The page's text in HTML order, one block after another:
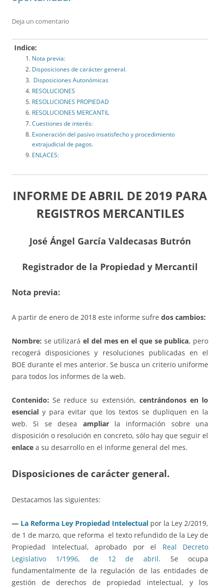
Deja un comentario
Indice:
Nota previa:
Disposiciones de carácter general.
Disposiciones Autonómicas
RESOLUCIONES
RESOLUCIONES PROPIEDAD
RESOLUCIONES MERCANTIL
Cuestiones de interés:
Exoneración del pasivo insatisfecho y procedimiento
extrajudicial de pagos.
ENLACES:
INFORME DE ABRIL DE 2019 PARA
REGISTROS MERCANTILES
José Ángel García Valdecasas Butrón
Registrador de la Propiedad y Mercantil
Nota previa:
A partir de enero de 2018 este informe sufre dos cambios:
Nombre: se utilizaráel del mes en el que se publica, pero
recogerá disposiciones y resoluciones publicadas en el
BOE durante el mes anterior. Se busca un criterio uniforme
para todos los informes de la web.
Contenido: Se reduce su extensión, centrándonos en lo
esencial y para evitar que los textos se dupliquen en la
web. Si se desea ampliarla información sobre una
disposición o resolución en concreto, sólo hay que seguir el
enlace a su desarrollo en el informe general del mes.
Disposiciones de carácter general.
Destacamos las siguientes:
— La Reforma Ley Propiedad Intelectual por la Ley 2/2019,
de 1 de marzo, que reforma el texto refundido de la Ley de
Propiedad Intelectual, aprobado por el Real Decreto
Legislativo 1/1996, de 12 de abril. Se ocupa
fundamentalmente de la regulación de las entidades de
gestión de derechos de propiedad intelectual, y los